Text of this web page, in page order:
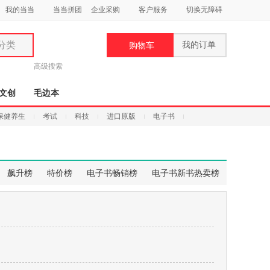
我的当当 当当拼团 企业采购 客户服务 切换无障碍
类
高级搜索
购物车 我的订单
创 毛边本
健养生 考试 科技 进口原版 电子书
飙升榜 特价榜 电子书畅销榜 电子书新书热卖榜